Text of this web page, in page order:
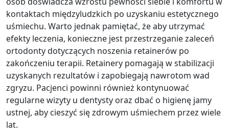
kontaktach międzyludzkich po uzyskaniu estetycznego
uśmiechu. Warto jednak pamiętać, że aby utrzymać
efekty leczenia, konieczne jest przestrzeganie zaleceń
ortodonty dotyczących noszenia retainerów po
zakończeniu terapii. Retainery pomagają w stabilizacji
uzyskanych rezultatów i zapobiegają nawrotom wad
zgryzu. Pacjenci powinni również kontynuować
regularne wizyty u dentysty oraz dbać o higienę jamy
ustnej, aby cieszyć się zdrowym uśmiechem przez wiele
lat.